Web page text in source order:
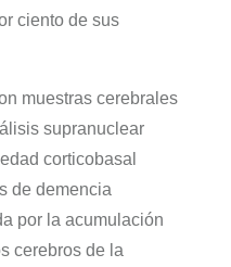
ciento de sus
muestras cerebrales
supranuclear
corticobasal
de demencia
por la acumulación
cerebros de la